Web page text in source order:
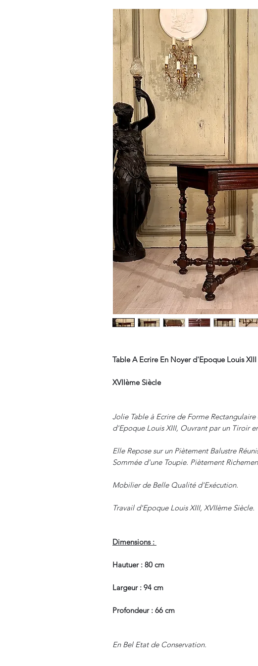
Table A Ecrire En Noyer d'Epoque Louis XIII
XVIIème Siècle
Jolie Table à Ecrire de Forme
d'Epoque Louis XIII, Ouvrant par un Tiroir
Elle Repose sur un Piètement Balustre
Sommée d'une Toupie. Piètement
Mobilier de Belle Qualité d'Exécution.
Travail d'Epoque Louis XIII, XVIIème Siècle.
Dimensions :
Hautuer : 80 cm
Largeur : 94 cm
Profondeur : 66 cm
En Bel Etat de Conservation.